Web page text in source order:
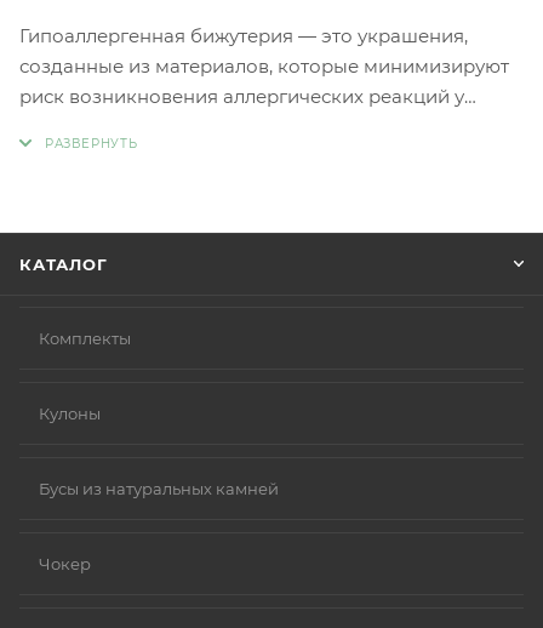
Гипоаллергенная бижутерия — это украшения,
созданные из материалов, которые минимизируют
риск возникновения аллергических реакций у
гипоаллергенной бижутерии используются
Нержавеющая сталь.
в сплаве может вызывать реакцию).
покрытия других металлов, таких как золото или
Золото (особенно высокой пробы, хотя даже
КАТАЛОГ
Комплекты
Кулоны
Бусы из натуральных камней
Чокер